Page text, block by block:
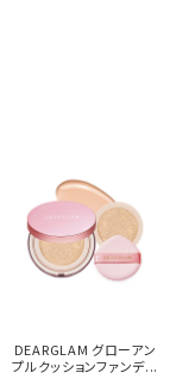
DEARGLAM グローアン
プルクッションファンデ...